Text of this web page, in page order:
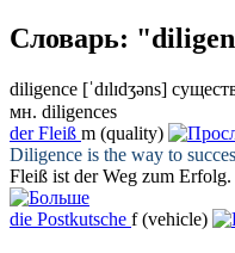
Словарь:
diligence [ˈdɪlɪdʒəns]
мн. diligences
derFleiß m (quality)
Diligence is the way to
Fleiß ist der Weg zum Erfolg.
die Postkutsche f (vehicle)